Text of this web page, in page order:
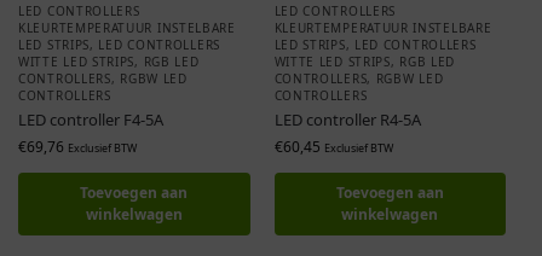
LED CONTROLLERS
KLEURTEMPERATUUR INSTELBARE
LED STRIPS, LED CONTROLLERS
WITTE LED STRIPS, RGB LED
CONTROLLERS, RGBW LED
CONTROLLERS
LED controller F4-5A
€69,76 Exclusief BTW
Toevoegen aan
winkelwagen
LED CONTROLLERS
KLEURTEMPERATUUR INSTELBARE
LED STRIPS, LED CONTROLLERS
WITTE LED STRIPS, RGB LED
CONTROLLERS, RGBW LED
CONTROLLERS
LED controller R4-5A
€60,45 Exclusief BTW
Toevoegen aan
winkelwagen